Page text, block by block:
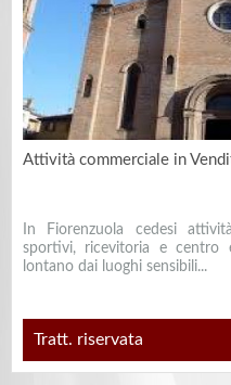
Attività commerciale in
In Fiorenzuola cedesi
sportivi, ricevitoria e centro
lontano dai luoghi sensibili...
Tratt. riservata